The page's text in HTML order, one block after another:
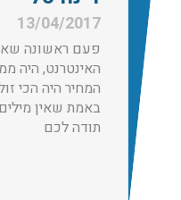
13/04/2017
פעם ראשונה
האינטרנט, היה
המחיר היה הכי
באמת שאין מילים
תודה לכם
עודכן
הובלות מנוף
שירותי הובלה עם מנוף
החל מהובלת תכולת דירה